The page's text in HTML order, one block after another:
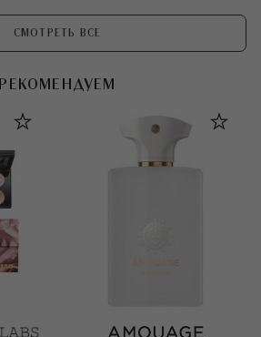
СМОТРЕТЬ ВСЕ
РЕКОМЕНДУЕМ